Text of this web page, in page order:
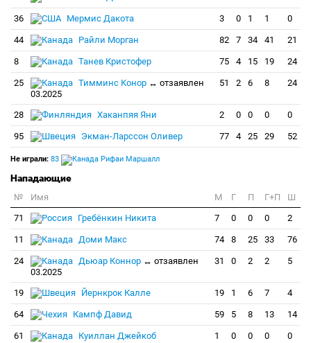
36 Мермис Дакота 3 0 1 1 0
44 Райли Морган 82 7 34 41 21
8 Танев Кристофер 75 4 15 19 24
25 Тимминс Конор ↔ отзаявлен
03.2025
51 2 6 8 24
28 Хаканпяя Яни 2 0 0 0 0
95 Экман-Ларссон Оливер 77 4 25 29 52
Не играли: 83 Рифаи Маршалл
Нападающие
№ Имя M Г П Г+П
Ш
71
Гребёнкин Никита 7 0 0 0 2
11 Доми Макс 74 8 25 33 76
24 Дьюар Коннор ↔ отзаявлен
03.2025
31 0 2 2 5
19 Йернкрок Калле 19 1 6 7 4
64 Кампф Давид 59 5 8 13 14
61 Куиллан Джейкоб 1 0 0 0 0